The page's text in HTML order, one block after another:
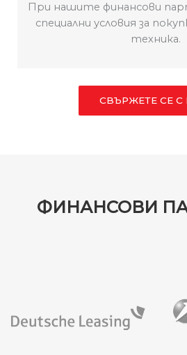
При нашите финансови
специални условия за
техника.
СВЪРЖЕТЕ СЕ С
ФИНАНСОВИ